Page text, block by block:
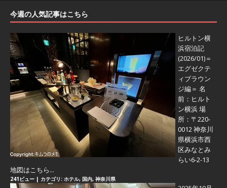
今週の人気記事はこちら
ヒルトン横
浜宿泊記
(2026/01)＝
エグゼクテ
ィブラウン
ジ編＝ 名
前：ヒルト
ン横浜 場
所：〒220-
0012 神奈川
県横浜市西
区みなとみ
らい6-2-13
地図はこちら...
241ビュー | カテゴリ: ホテル, 国内, 神奈川県